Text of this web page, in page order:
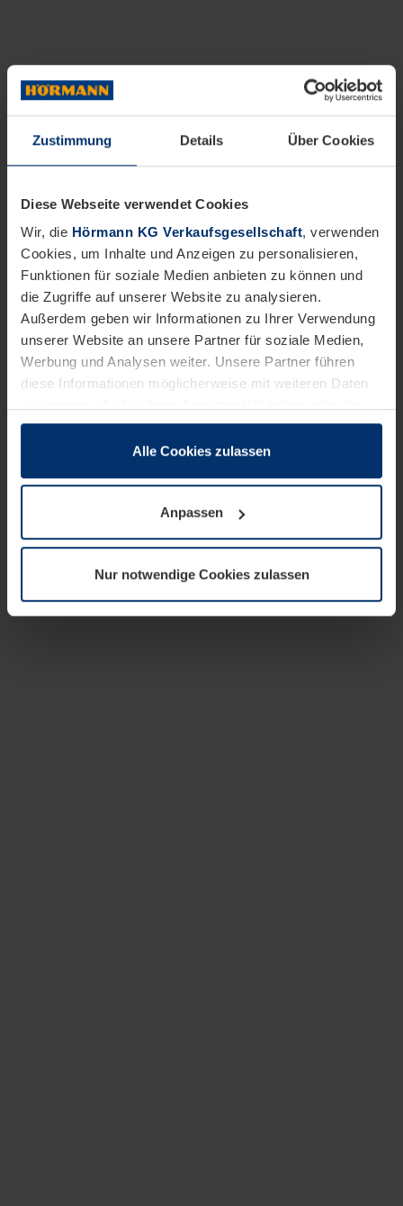
Zustimmung Details Über Cookies
Diese Webseite verwendet Cookies
Wir, die Hörmann KG Verkaufsgesellschaft, verwenden
Cookies, um Inhalte und Anzeigen zu personalisieren,
Funktionen für soziale Medien anbieten zu können und
die Zugriffe auf unserer Website zu analysieren.
Außerdem geben wir Informationen zu Ihrer Verwendung
unserer Website an unsere Partner für soziale Medien,
Werbung und Analysen weiter. Unsere Partner führen
diese Informationen möglicherweise mit weiteren Daten
sie im Rahmen Ihrer Nutzung der Dienste gesammelt
wenn diese für den Betrieb dieser Seite unbedingt
notwendig sind. Für alle anderen Cookie-Typen benötigen
wir Ihre Erlaubnis. Ihre Einwilligung können Sie jederzeit
Datenschutzerklärungunserer Website ändern oder
widerrufen.
Alle Cookies zulassen
Anpassen
Nur notwendige Cookies zulassen